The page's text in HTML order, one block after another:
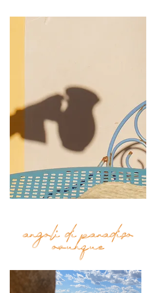
angoli di paradiso
ovunque
Top
FAQ
Shipping and Returns